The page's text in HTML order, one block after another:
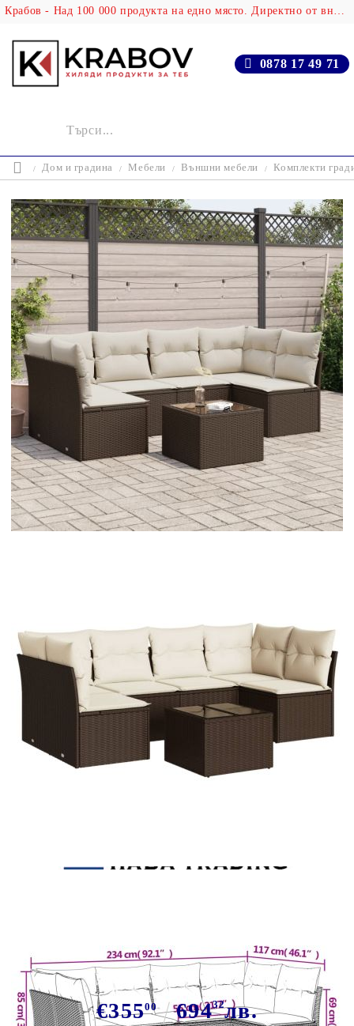
Крабов - Над 100 000 продукта на едно място. Директно от вносителя!
0878 17 49 71
Дом и градина Мебели Външни мебели Комплекти
полиратан
€35500 69432лв.